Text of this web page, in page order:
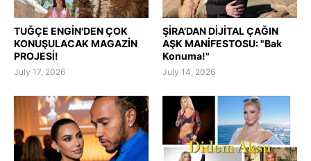
TUĞÇE ENGİN'DEN ÇOK
KONUŞULACAK MAGAZİN
PROJESİ!
July 17, 2026
ŞİRA’DAN DİJİTAL ÇAĞIN
AŞK MANİFESTOSU: "Bak
Konuma!"
July 14, 2026